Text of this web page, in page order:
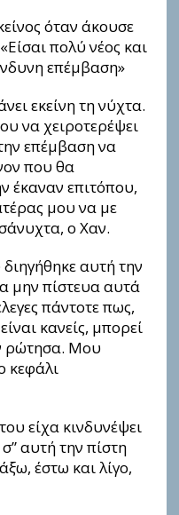
όταν άκουσε
πολύ νέος και
επέμβαση»
εκείνη τη νύχτα.
να χειροτερέψει
επέμβαση να
που θα
έκαναν επιτόπου,
μου να με
ο Χαν.
αυτή την
μην πίστευα αυτά
πάντοτε πως,
κανείς, μπορεί
ρώτησα. Μου
κεφάλι
είχα κινδυνέψει
αυτή την πίστη
έστω και λίγο,